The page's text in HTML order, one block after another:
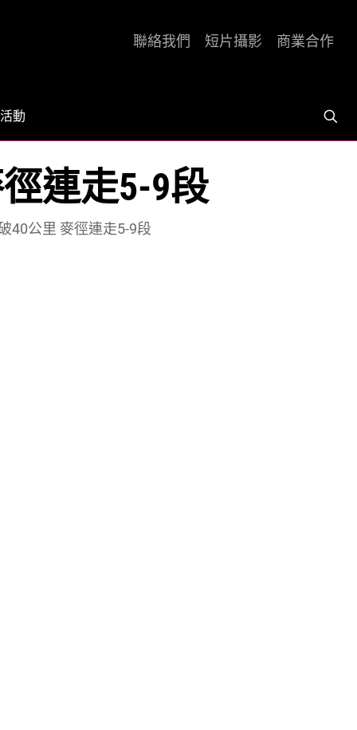
活動
聯絡我們 短片攝影 商業合作
連走5-9段
40公里 麥徑連走5-9段